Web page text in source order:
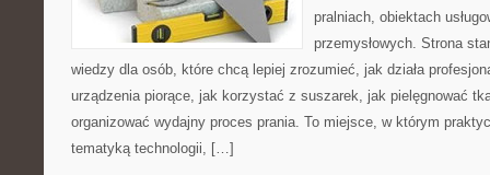
pralniach, obiektach
przemysłowych. Strona
wiedzy dla osób, które chcą lepiej zrozumieć, jak działa
urządzenia piorące, jak korzystać z suszarek, jak pielęgnować
organizować wydajny proces prania. To miejsce, w którym
tematyką technologii, […]